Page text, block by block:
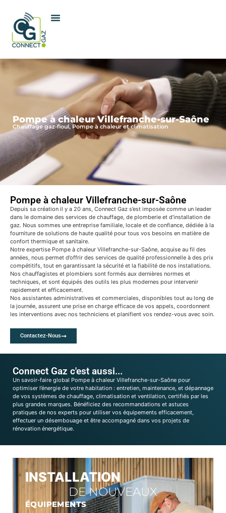
Pompe à chaleur Villefranche-sur-Saône
Chauffage gaz-fioul, Pompe à chaleur et climatisation
Pompe à chaleur Villefranche-sur-Saône
Depuis sa création il y a 20 ans, Connect Gaz s’est imposée comme un leader
dans le domaine des services de chauffage, de plomberie et d’installation de
gaz. Nous sommes une entreprise familiale, locale et de confiance, dédiée à la
fourniture de solutions de haute qualité pour tous vos besoins en matière de
confort thermique et sanitaire.
Notre expertise Pompe à chaleur Villefranche-sur-Saône, acquise au fil des
années, nous permet d’offrir des services de qualité professionnelle à des prix
compétitifs, tout en garantissant la sécurité et la fiabilité de nos installations.
Nos chauffagistes et plombiers sont formés aux dernières normes et
techniques, et sont équipés des outils les plus modernes pour intervenir
rapidement et efficacement.
Nos assistantes administratives et commerciales, disponibles tout au long de
la journée, assurent une prise en charge efficace de vos appels, coordonnent
les interventions avec nos techniciens et planifient vos rendez-vous avec soin.
Contactez-Nous
Connect Gaz c'est aussi...
Un savoir-faire global Pompe à chaleur Villefranche-sur-Saône pour
optimiser l’énergie de votre habitation : entretien, maintenance, et dépannage
de vos systèmes de chauffage, climatisation et ventilation, certifiés par les
plus grandes marques. Bénéficiez des recommandations et astuces
pratiques de nos experts pour utiliser vos équipements efficacement,
effectuer un désembouage et être accompagné dans vos projets de
rénovation énergétique.
INSTALLATION
DE NOUVEAUX
ÉQUIPEMENTS